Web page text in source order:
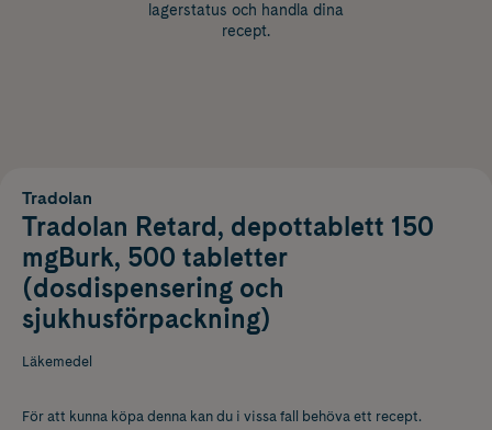
lagerstatus och handla dina
recept.
Tradolan
Tradolan Retard, depottablett 150
mgBurk, 500 tabletter
(dosdispensering och
sjukhusförpackning)
Läkemedel
För att kunna köpa denna kan du i vissa fall behöva ett recept.